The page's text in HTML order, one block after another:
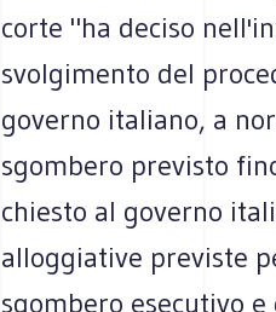
corte "ha deciso
svolgimento del
governo italiano, a
sgombero previsto
chiesto al governo
alloggiative previste
sgombero esecutivo